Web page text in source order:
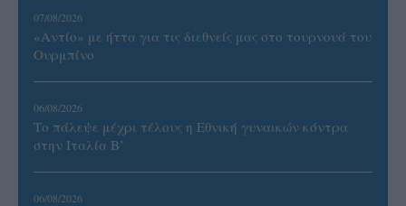
07/08/2026
«Αντίο» με ήττα για τις διεθνείς μας στο τουρνουά του
Ουρμπίνο
06/08/2026
Το πάλεψε μέχρι τέλους η Εθνική γυναικών κόντρα
στην Ιταλία Β’
06/08/2026